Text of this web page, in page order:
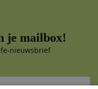
je mailbox!
nieuwsbrief